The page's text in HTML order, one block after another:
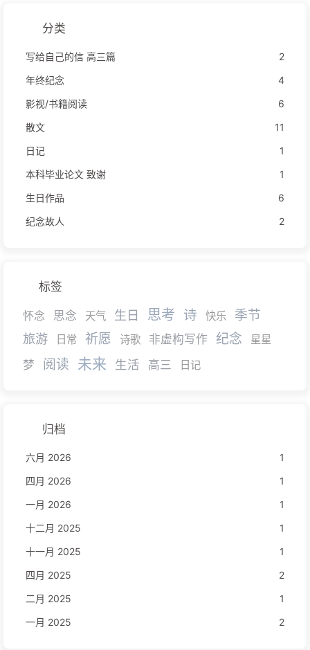
分类
写给自己的信 高三篇
2
年终纪念
4
影视/书籍阅读
6
散文
11
日记
1
本科毕业论文 致谢
1
生日作品
6
纪念故人
2
标签
怀念 思念 天气 生日 思考 诗 快乐 季节
旅游 日常 祈愿 诗歌 非虚构写作 纪念 星星
梦 阅读 未来 生活 高三 日记
归档
六月 2026
1
四月 2026
1
一月 2026
1
十二月 2025
1
十一月 2025
1
四月 2025
2
二月 2025
1
一月 2025
2